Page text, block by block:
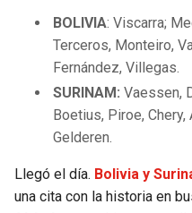
BOLIVIA: Viscarra;
Terceros, Monteiro,
Fernández, Villegas.
SURINAM:Vaessen,
Boetius, Piroe, Chery,
Gelderen.
Llegó el día. Bolivia y
una cita con la historia en